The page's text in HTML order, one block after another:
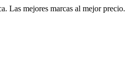
Las mejores marcas al mejor precio.